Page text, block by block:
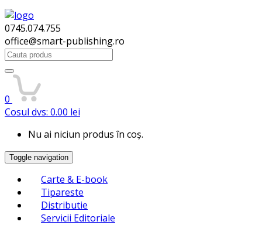
0745.074.755
office@smart-publishing.ro
Search
for:
0
Cosul dvs: 0.00 lei
Nu ai niciun produs în coș.
Toggle navigation
Carte & E-book
Tipareste
Distributie
Servicii Editoriale